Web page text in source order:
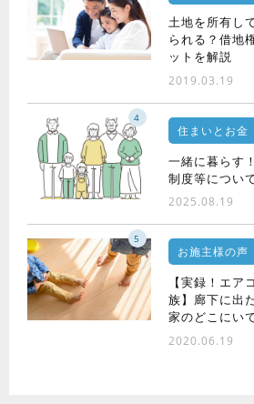
土地を所有し
られる？借地
ットを解説
2019.03.19
4
住まいとお金
一緒に暮らす
制度等につい
2025.08.19
5
お施主様の声
【実録！エア
族】廊下に出
家のどこにい
2020.06.19